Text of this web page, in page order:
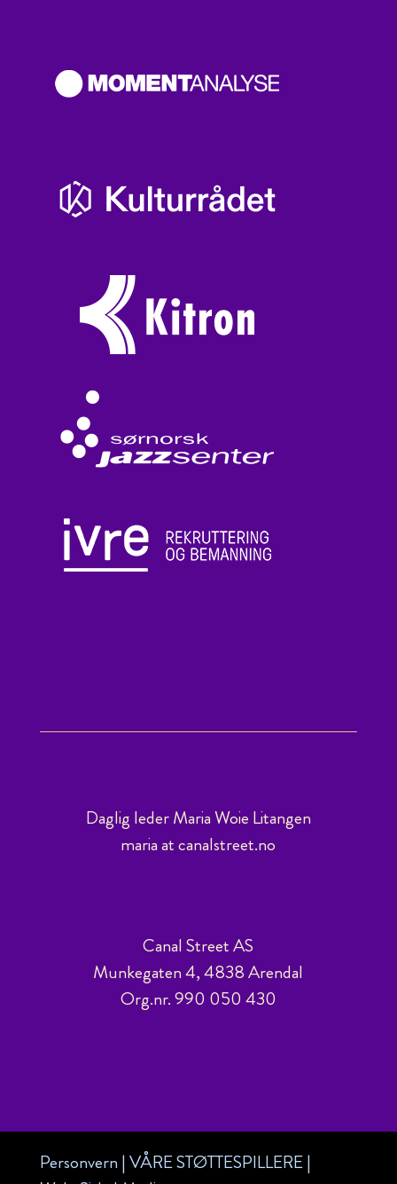
Daglig leder Maria Woie Litangen
maria at canalstreet.no
Canal Street AS
Munkegaten 4, 4838 Arendal
Org.nr. 990 050 430
Personvern|VÅRE STØTTESPILLERE|